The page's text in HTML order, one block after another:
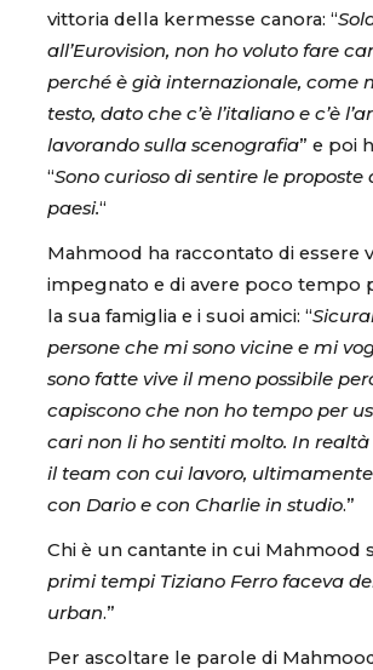
vittoria della kermesse canora: “
all’Eurovision, non ho voluto fare
perché è già internazionale, come
testo, dato che c’è l’italiano e c’è
lavorando sulla scenografia” e poi
“Sono curioso di sentire le proposte
paesi.“
Mahmood ha raccontato di essere
impegnato e di avere poco tempo
la sua famiglia e i suoi amici: “
persone che mi sono vicine e mi
sono fatte vive il meno possibile
capiscono che non ho tempo per
cari non li ho sentiti molto. In
il team con cui lavoro,
con Dario e con Charlie in studio.”
Chi è un cantante in cui Mahmood
primi tempi Tiziano Ferro faceva
urban.”
Per ascoltare le parole di